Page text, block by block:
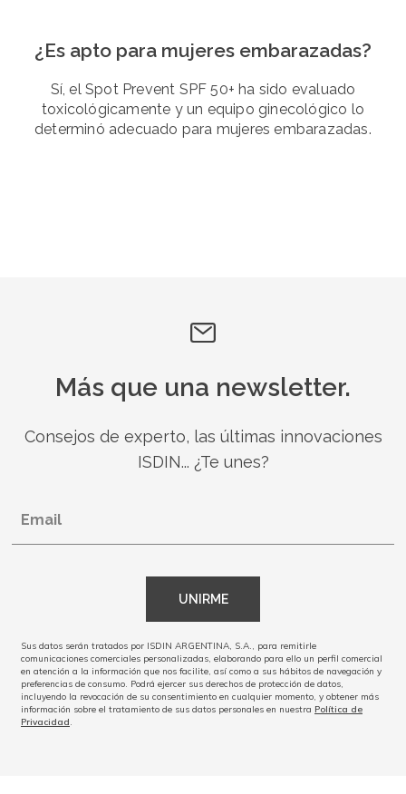
¿Es apto para mujeres embarazadas?
Sí, el Spot Prevent SPF 50+ ha sido evaluado
toxicológicamente y un equipo ginecológico lo
determinó adecuado para mujeres embarazadas.
Más que una newsletter.
Consejos de experto, las últimas innovaciones
ISDIN... ¿Te unes?
Email
UNIRME
Sus datos serán tratados por ISDIN ARGENTINA, S.A., para remitirle
comunicaciones comerciales personalizadas, elaborando para ello un perfil comercial
en atención a la información que nos facilite, así como a sus hábitos de navegación y
preferencias de consumo. Podrá ejercer sus derechos de protección de datos,
incluyendo la revocación de su consentimiento en cualquier momento, y obtener más
información sobre el tratamiento de sus datos personales en nuestra Política de
Privacidad.